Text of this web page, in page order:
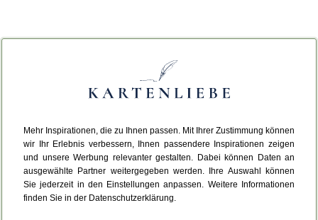
Mehr Inspirationen, die zu Ihnen passen. Mit Ihrer Zustimmung können
wir Ihr Erlebnis verbessern, Ihnen passendere Inspirationen zeigen
und unsere Werbung relevanter gestalten. Dabei können Daten an
ausgewählte Partner weitergegeben werden. Ihre Auswahl können
Sie jederzeit in den Einstellungen anpassen. Weitere Informationen
finden Sie in der Datenschutzerklärung.
Da ist etwas schiefgelaufen.
Leider ist ein technischer Fehler aufgetreten.
Bitte laden Sie die Seite neu.